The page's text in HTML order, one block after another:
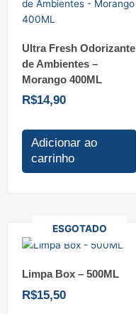
Ultra Fresh Odorizante
de Ambientes –
Morango 400ML
R$14,90
Adicionar ao
carrinho
ESGOTADO
Limpa Box – 500ML
R$15,50